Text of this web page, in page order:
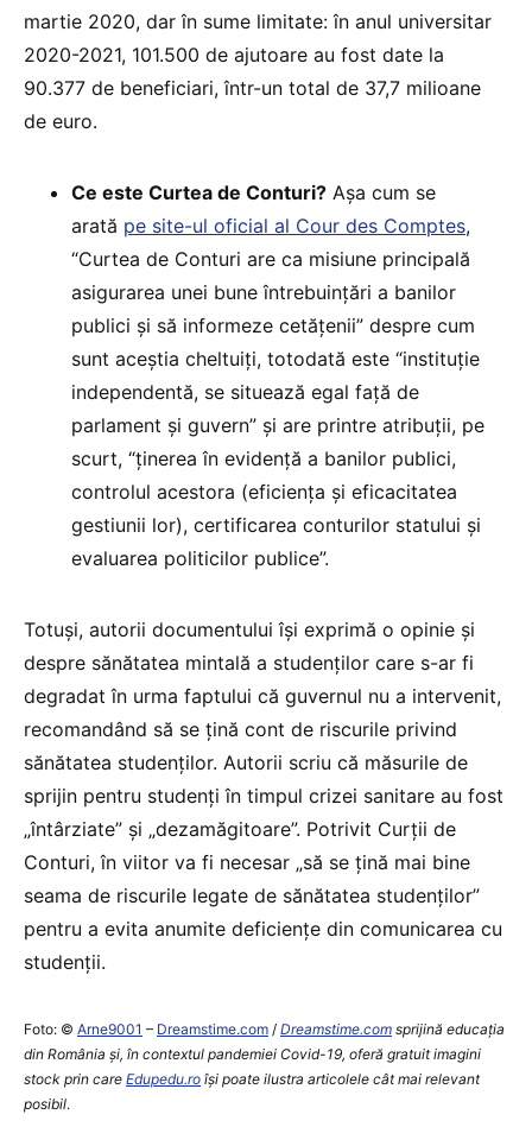
martie 2020, dar în sume limitate: în anul universitar
2020-2021, 101.500 de ajutoare au fost date la
90.377 de beneficiari, într-un total de 37,7 milioane
de euro.
Ce este Curtea de Conturi? Așa cum se
arată pe site-ul oficial al Cour des Comptes,
“Curtea de Conturi are ca misiune principală
asigurarea unei bune întrebuințări a banilor
publici și să informeze cetățenii” despre cum
sunt aceștia cheltuiți, totodată este “instituție
independentă, se situează egal față de
parlament și guvern” și are printre atribuții, pe
scurt, “ținerea în evidență a banilor publici,
controlul acestora (eficiența și eficacitatea
gestiunii lor), certificarea conturilor statului și
evaluarea politicilor publice”.
Totuși, autorii documentului își exprimă o opinie și
despre sănătatea mintală a studenților care s-ar fi
degradat în urma faptului că guvernul nu a intervenit,
recomandând să se țină cont de riscurile privind
sănătatea studenților. Autorii scriu că măsurile de
sprijin pentru studenți în timpul crizei sanitare au fost
„întârziate” și „dezamăgitoare”. Potrivit Curții de
Conturi, în viitor va fi necesar „să se țină mai bine
seama de riscurile legate de sănătatea studenților”
pentru a evita anumite deficiențe din comunicarea cu
studenții.
Foto: © Arne9001 – Dreamstime.com / Dreamstime.com sprijină educaţia
din România şi, în contextul pandemiei Covid-19, oferă gratuit imagini
stock prin care Edupedu.ro îşi poate ilustra articolele cât mai relevant
posibil.